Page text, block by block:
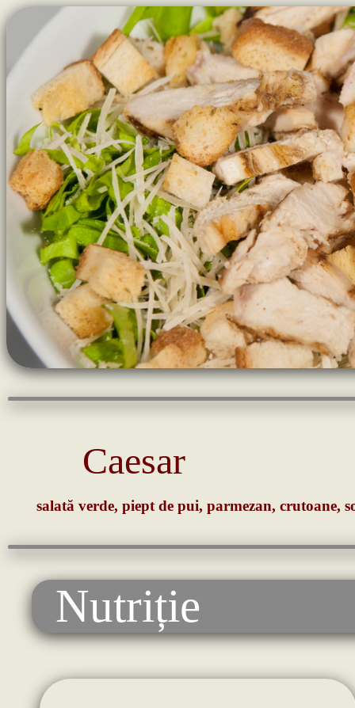
Caesar
salată verde, piept de pui, parmezan, crutoane,
Nutriție